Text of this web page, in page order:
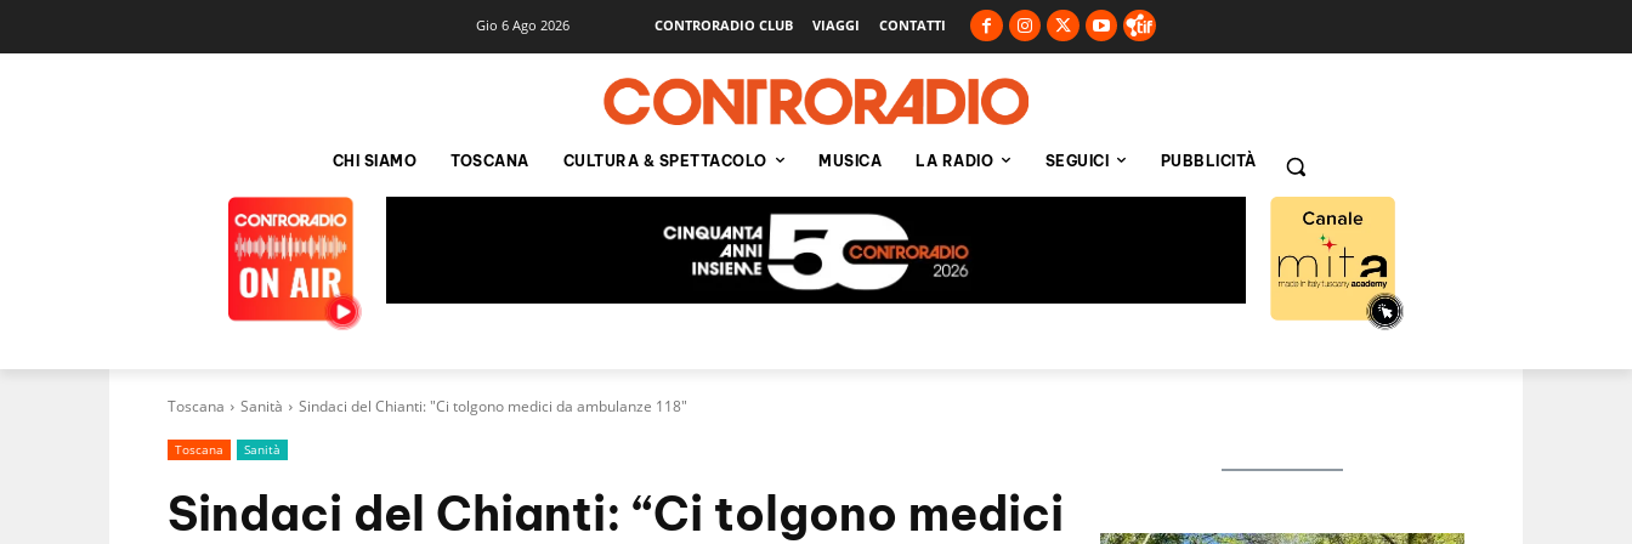
Gio 6 Ago 2026 CONTRORADIO CLUB VIAGGI CONTATTI
CHI SIAMO TOSCANA CULTURA & SPETTACOLO MUSICA LA RADIO SEGUICI PUBBLICITÀ
Toscana Sanità Sindaci del Chianti: "Ci tolgono medici da ambulanze 118"
Toscana Sanità
Sindaci del Chianti: “Ci tolgono medici